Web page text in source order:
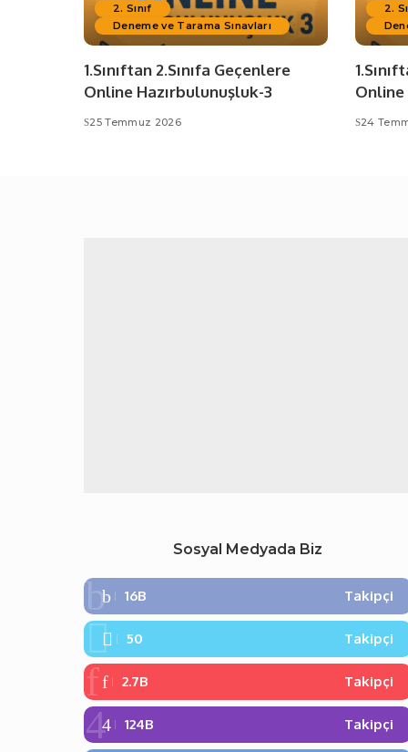
2. Sınıf
Deneme ve Tarama Sınavları
1.Sınıftan 2.Sınıfa Geçenlere
Online Hazırbulunuşluk-3
25 Temmuz 2026
2.
Online
24
Sosyal Medyada Biz
16B Takipçi
50 Takipçi
2.7B Takipçi
124B Takipçi